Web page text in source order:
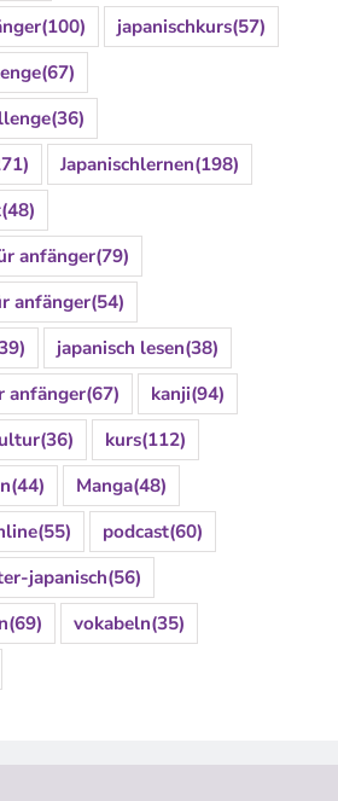
(100) japanischkurs(57)
(67)
(36)
Japanischlernen(198)
(48)
anfänger(79)
anfänger(54)
japanisch lesen(38)
anfänger(67) kanji(94)
(36) kurs(112)
(44) Manga(48)
(55) podcast(60)
japanisch(56)
(69) vokabeln(35)